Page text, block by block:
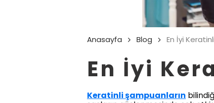
Anasayfa Blog En İyi
En İyi
Keratinli şampuanların